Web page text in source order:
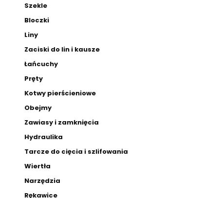
Szekle
Bloczki
Liny
Zaciski do lin i kausze
Łańcuchy
Pręty
Kotwy pierścieniowe
Obejmy
Zawiasy i zamknięcia
Hydraulika
Tarcze do cięcia i szlifowania
Wiertła
Narzędzia
Rękawice